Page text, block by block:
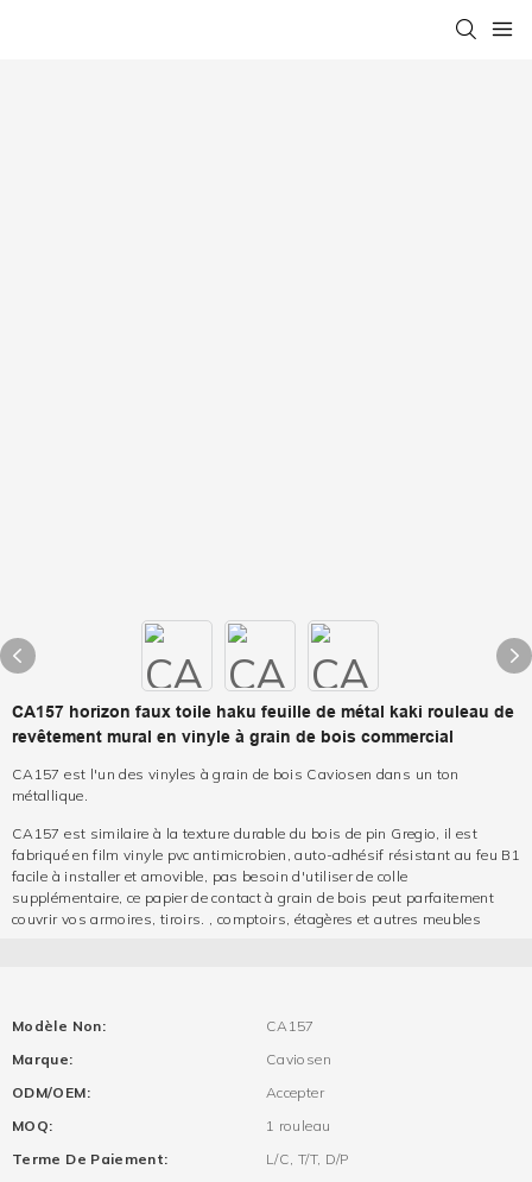
CA157 horizon faux toile haku feuille de métal kaki rouleau de
revêtement mural en vinyle à grain de bois commercial
CA157 est l'un des vinyles à grain de bois Caviosen dans un ton
métallique.
CA157 est similaire à la texture durable du bois de pin Gregio, il est
fabriqué en film vinyle pvc antimicrobien, auto-adhésif résistant au feu B1
facile à installer et amovible, pas besoin d'utiliser de colle
supplémentaire, ce papier de contact à grain de bois peut parfaitement
couvrir vos armoires, tiroirs. , comptoirs, étagères et autres meubles
Modèle Non:
CA157
Marque:
Caviosen
ODM/OEM:
Accepter
MOQ:
1 rouleau
Terme De Paiement:
L/C, T/T, D/P